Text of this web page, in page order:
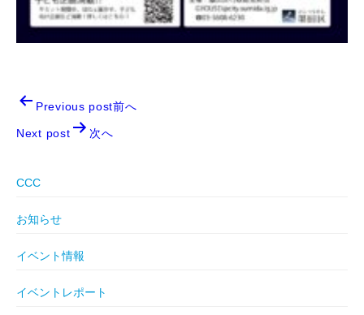
Previous post前へ
Next post 次へ
CCC
お知らせ
イベント情報
イベントレポート